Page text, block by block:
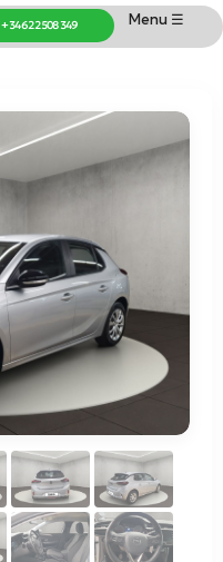
Menu ☰
+34 622 508 349